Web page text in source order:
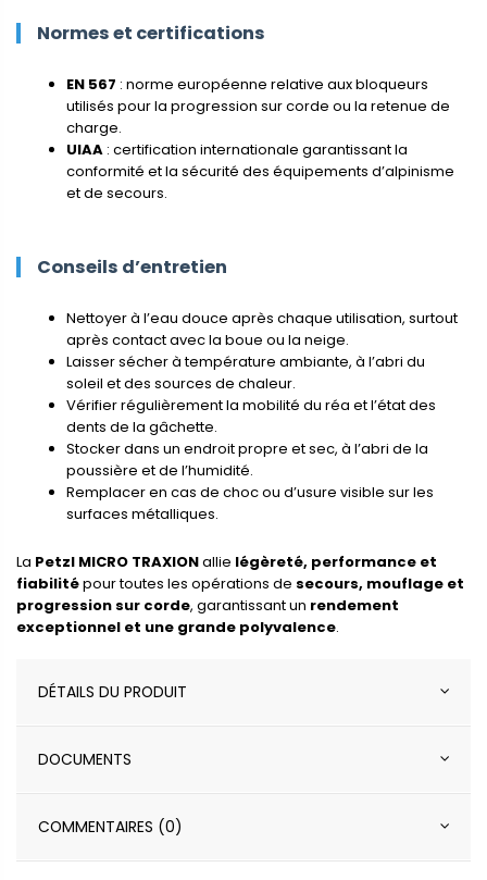
Normes et certifications
EN 567 : norme européenne relative aux bloqueurs
utilisés pour la progression sur corde ou la retenue de
charge.
UIAA : certification internationale garantissant la
conformité et la sécurité des équipements d’alpinisme
et de secours.
Conseils d’entretien
Nettoyer à l’eau douce après chaque utilisation, surtout
après contact avec la boue ou la neige.
Laisser sécher à température ambiante, à l’abri du
soleil et des sources de chaleur.
Vérifier régulièrement la mobilité du réa et l’état des
dents de la gâchette.
Stocker dans un endroit propre et sec, à l’abri de la
poussière et de l’humidité.
Remplacer en cas de choc ou d’usure visible sur les
surfaces métalliques.
La Petzl MICRO TRAXIONallie légèreté, performance et
fiabilitépour toutes les opérations de secours, mouflage et
progression sur corde, garantissant un rendement
exceptionnel et une grande polyvalence.
DÉTAILS DU PRODUIT
DOCUMENTS
COMMENTAIRES (0)